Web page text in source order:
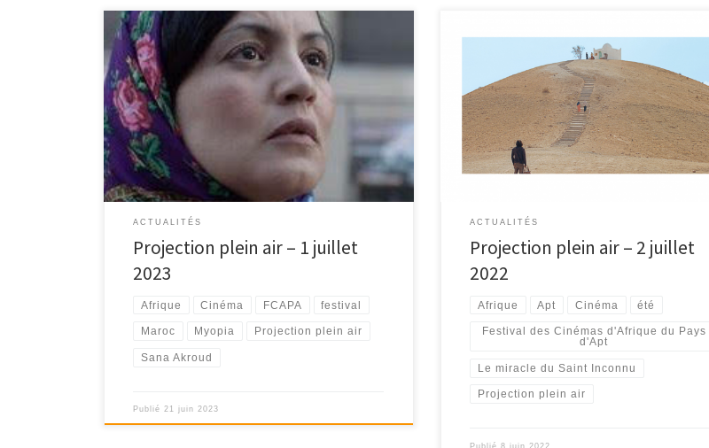
Le samedi 1 juillet à 21h45, au Jardin Public à Apt.
PROJECTION GRATUITE Organisée par […]
ACTUALITÉS
Projection plein air – 1 juillet
2023
Afrique Cinéma FCAPA festival
Maroc Myopia Projection plein air
Sana Akroud
Publié21 juin 2023
Le samedi 2 juillet à 21h45, au Jardin Public à Apt.
PROJECTION GRATUITE Organisée par […]
ACTUALITÉS
Projection plein air – 2 juillet
2022
Afrique Apt Cinéma été
Festival des Cinémas d'Afrique du Pays
d'Apt
Le miracle du Saint Inconnu
Projection plein air
Publié8 juin 2022